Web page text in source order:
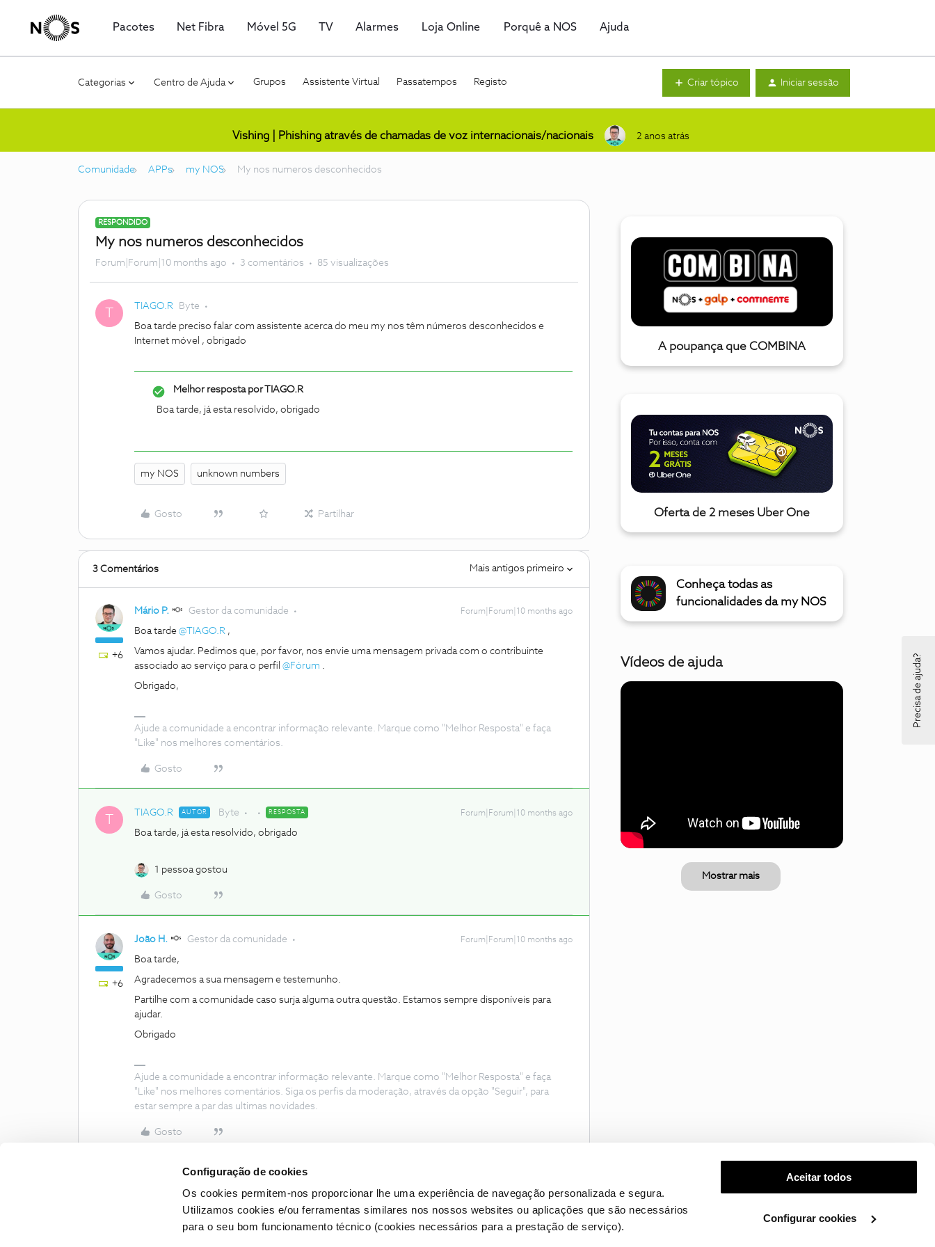
Configuração de cookies
Os cookies permitem-nos proporcionar lhe uma experiência de navegação personalizada e segura.
Utilizamos cookies e/ou ferramentas similares nos nossos websites ou aplicações que são necessários
para o seu bom funcionamento técnico (cookies necessários para a prestação de serviço).
Aceitar todos
Configurar cookies
Pacotes Net Fibra Móvel 5G TV Alarmes Loja Online Porquê a NOS Ajuda
Categorias Centro de Ajuda Grupos Assistente Virtual Passatempos Registo Criar tópico Iniciar sessão
Vishing | Phishing através de chamadas de voz internacionais/nacionais 2 anos atrás
Comunidade APPs my NOS My nos numeros desconhecidos
RESPONDIDO
My nos numeros desconhecidos
Forum|Forum|10 months ago 3 comentários 85 visualizações
TIAGO.R Byte
Boa tarde preciso falar com assistente acerca do meu my nos têm números desconhecidos e
Internet móvel , obrigado
Melhor resposta porTIAGO.R
Boa tarde, já esta resolvido, obrigado
my NOS unknown numbers
Gosto Partilhar
3 Comentários Mais antigos primeiro
+6
Mário P. Gestor da comunidade Forum|Forum|10 months ago
Boa tarde ​ @TIAGO.R ,
Vamos ajudar. Pedimos que, por favor, nos envie uma mensagem privada com o contribuinte
associado ao serviço para o perfil ​ @Fórum .
Obrigado,
Ajude a comunidade a encontrar informação relevante. Marque como "Melhor Resposta" e faça
"Like" nos melhores comentários.
Gosto
TIAGO.R AUTOR Byte RESPOSTA Forum|Forum|10 months ago
Boa tarde, já esta resolvido, obrigado
1 pessoa gostou
Gosto
+6
João H. Gestor da comunidade Forum|Forum|10 months ago
Boa tarde,
Agradecemos a sua mensagem e testemunho.
Partilhe com a comunidade caso surja alguma outra questão. Estamos sempre disponíveis para
ajudar.
Obrigado
Ajude a comunidade a encontrar informação relevante. Marque como "Melhor Resposta" e faça
"Like" nos melhores comentários. Siga os perfis da moderação, através da opção "Seguir", para
estar sempre a par das ultimas novidades.
Gosto
A poupança que COMBINA
Oferta de 2 meses Uber One
Conheça todas as
funcionalidades da my NOS
Vídeos de ajuda
Mostrar mais
Precisa de ajuda?